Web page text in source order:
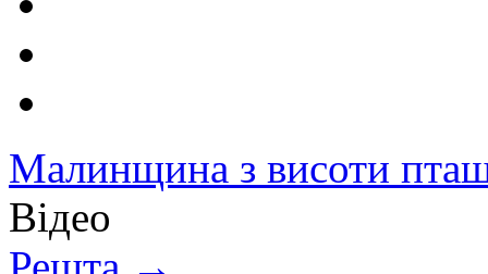
Малинщина з висоти
Відео